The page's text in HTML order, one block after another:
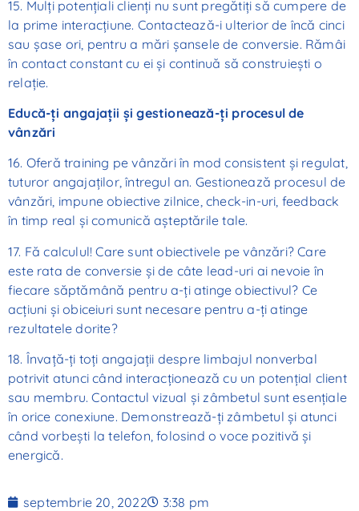
15. Mulți potențiali clienți nu sunt pregătiți să cumpere de
la prime interacțiune. Contactează-i ulterior de încă cinci
sau șase ori, pentru a mări șansele de conversie. Rămâi
în contact constant cu ei și continuă să construiești o
relație.
Educă-ți angajații și gestionează-ți procesul de
vânzări
16. Oferă training pe vânzări în mod consistent și regulat,
tuturor angajaților, întregul an. Gestionează procesul de
vânzări, impune obiective zilnice, check-in-uri, feedback
în timp real și comunică așteptările tale.
17. Fă calculul! Care sunt obiectivele pe vânzări? Care
este rata de conversie și de câte lead-uri ai nevoie în
fiecare săptămână pentru a-ți atinge obiectivul? Ce
acțiuni și obiceiuri sunt necesare pentru a-ți atinge
rezultatele dorite?
18. Învață-ți toți angajații despre limbajul nonverbal
potrivit atunci când interacționează cu un potențial client
sau membru. Contactul vizual și zâmbetul sunt esențiale
în orice conexiune. Demonstrează-ți zâmbetul și atunci
când vorbești la telefon, folosind o voce pozitivă și
energică.
septembrie 20, 2022 3:38 pm